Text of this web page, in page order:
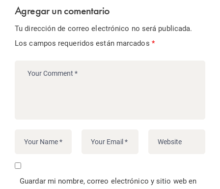
Agregar un comentario
Tu dirección de correo electrónico no será publicada.
Los campos requeridos están marcados *
Guardar mi nombre, correo electrónico y sitio web en